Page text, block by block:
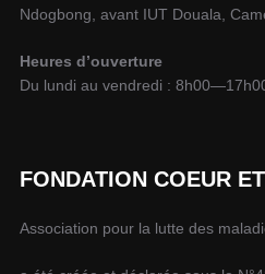
Ndogbong, avant IUT Douala,
Heures d’ouverture
Du lundi au vendredi :
FONDATION COEUR
Association pour la lutte des